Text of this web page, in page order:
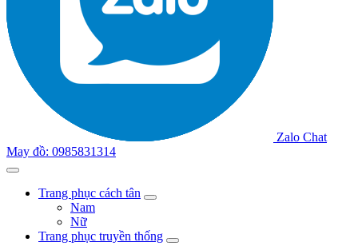
Zalo Chat
May đồ: 0985831314
Trang phục cách tân
Nam
Nữ
Trang phục truyền thống